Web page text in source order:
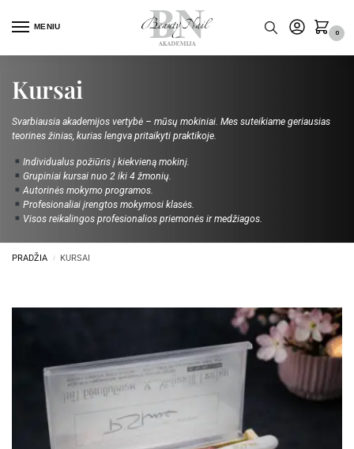
MENIU
0
Kursai
Svarbiausia akademijos vertybė – mūsų mokiniai. Mes suteikiame geriausias
teorines žinias, kurias lengva pritaikyti praktikoje.
Individualus požiūris į kiekvieną mokinį.
Grupiniai kursai nuo 2 iki 4 žmonių.
Autorinės mokymo programos.
Profesionaliai įrengtos mokymosi klasės.
Visos reikalingos profesionalios priemonės ir medžiagos.
PRADŽIA / KURSAI